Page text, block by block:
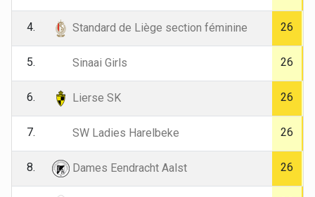
4. Standard de Liège section féminine 26
5. Sinaai Girls 26
6. Lierse SK 26
7. SW Ladies Harelbeke 26
8. Dames Eendracht Aalst 26